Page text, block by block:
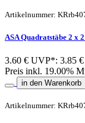
Artikelnummer:
ASA Quadratstäbe 2 x
3.60 € UVP*: 3.85 €
Preis inkl. 19.00%
in den Warenkorb
Artikelnummer: